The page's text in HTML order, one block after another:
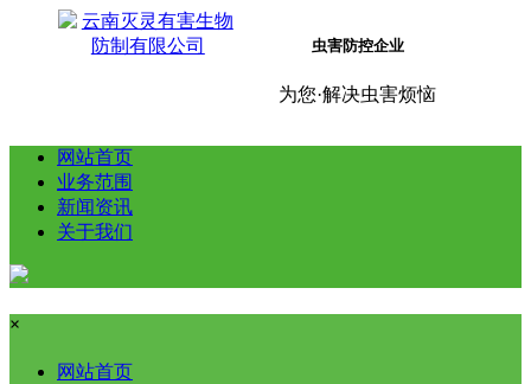
虫害防控企业
为您·解决虫害烦恼
网站首页
业务范围
新闻资讯
关于我们
×
网站首页